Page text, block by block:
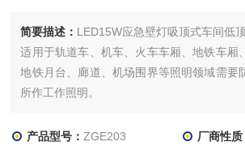
简要描述： LED15W应急壁灯吸顶式车间低
适用于轨道车、机车、火车车厢、地铁车厢
地铁月台、廊道、机场围界等照明领域需要
所作工作照明。
产品型号：ZGE203 厂商性质